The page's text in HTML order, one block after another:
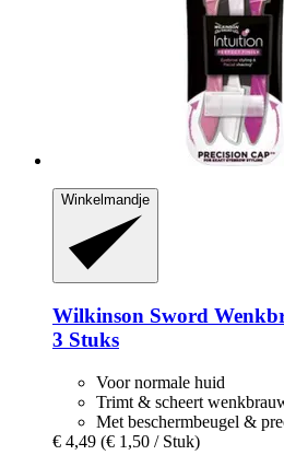
Winkelmandje
Wilkinson Sword
3 Stuks
Voor normale huid
Trimt & scheert
Met beschermbeugel &
€ 4,49 (€ 1,50 / Stuk)